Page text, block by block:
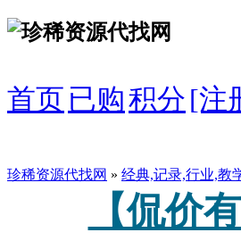
首页 已购积分[注
珍稀资源代找网 » 经典,记录,行业,教
【侃价